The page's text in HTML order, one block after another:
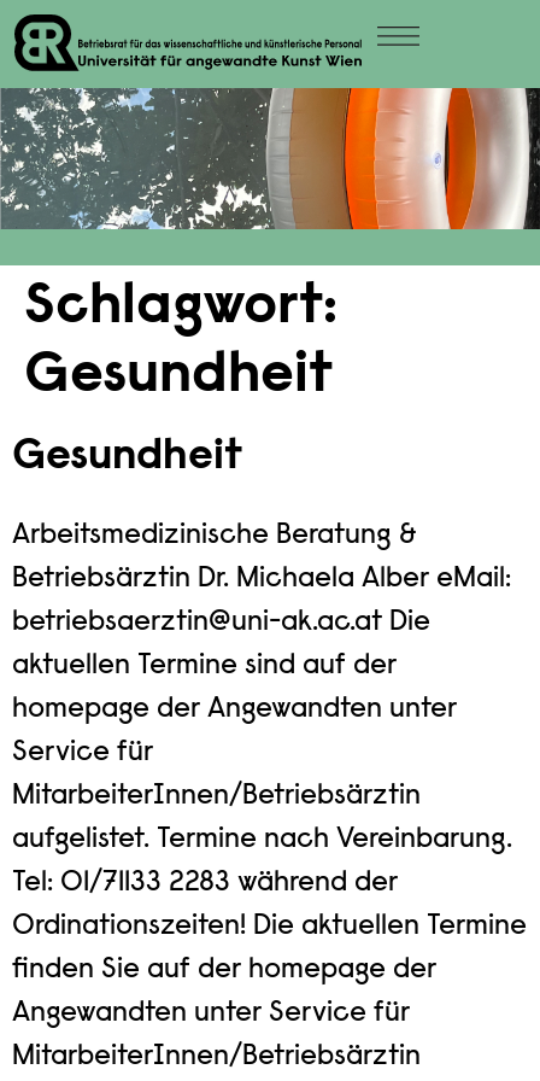
Schlagwort:
Gesundheit
Gesundheit
Arbeitsmedizinische Beratung &
Betriebsärztin Dr. Michaela Alber eMail:
betriebsaerztin@uni-ak.ac.at Die
aktuellen Termine sind auf der
homepage der Angewandten unter
Service für
MitarbeiterInnen/Betriebsärztin
aufgelistet. Termine nach Vereinbarung.
Tel: 01/71133 2283 während der
Ordinationszeiten! Die aktuellen Termine
finden Sie auf der homepage der
Angewandten unter Service für
MitarbeiterInnen/Betriebsärztin